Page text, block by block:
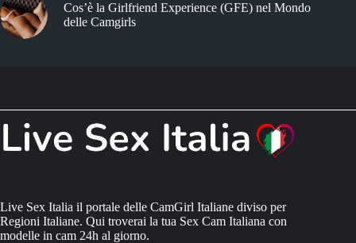
Cos’è la Girlfriend Experience (GFE) nel Mondo
delle Camgirls
Live Sex Italia il portale delle CamGirl Italiane diviso per
Regioni Italiane. Qui troverai la tua Sex Cam Italiana con
modelle in cam 24h al giorno.